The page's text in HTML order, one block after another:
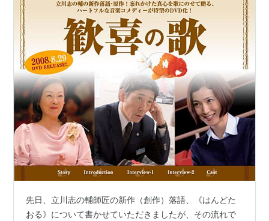
先日、立川志の輔師匠の新作（創作）落語、《はんどた
おる》について書かせていただきましたが、その流れで